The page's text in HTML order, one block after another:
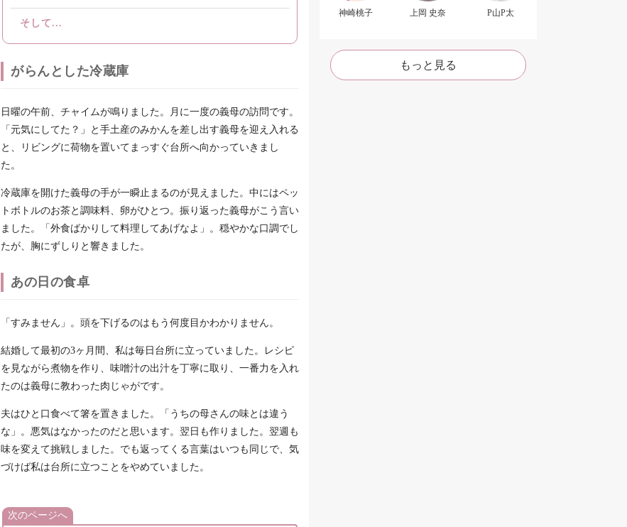
そして...
がらんとした冷蔵庫
日曜の午前、チャイムが鳴りました。月に一度の義母の訪問です。
「元気にしてた？」と手土産のみかんを差し出す義母を迎え入れる
と、リビングに荷物を置いてまっすぐ台所へ向かっていきまし
た。
冷蔵庫を開けた義母の手が一瞬止まるのが見えました。中にはペッ
トボトルのお茶と調味料、卵がひとつ。振り返った義母がこう言い
ました。「外食ばかりして料理してあげなよ」。穏やかな口調でし
たが、胸にずしりと響きました。
あの日の食卓
「すみません」。頭を下げるのはもう何度目かわかりません。
結婚して最初の3ヶ月間、私は毎日台所に立っていました。レシピ
を見ながら煮物を作り、味噌汁の出汁を丁寧に取り、一番力を入れ
たのは義母に教わった肉じゃがです。
夫はひと口食べて箸を置きました。「うちの母さんの味とは違う
な」。悪気はなかったのだと思います。翌日も作りました。翌週も
味を変えて挑戦しました。でも返ってくる言葉はいつも同じで、気
づけば私は台所に立つことをやめていました。
次のページへ
神崎桃子 上岡 史奈 P山P太
もっと見る